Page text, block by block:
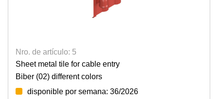
Nro. de artículo: 5
Sheet metal tile for cable entry
Biber (02) different colors
disponible por semana: 36/2026